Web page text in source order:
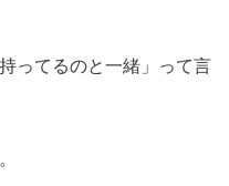
ってるのと一緒」って言